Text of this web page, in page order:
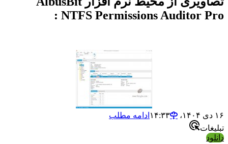
NTFS Permissions Auditor Pro :
۱۶ دی ۱۴۰۴،‏ ۱۴:۳۳
ادامه مطلب
تبلیغات
دانلود